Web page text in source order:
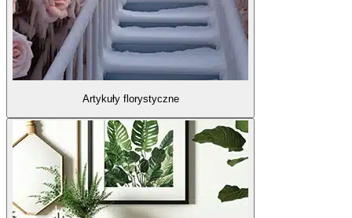
Artykuły florystyczne